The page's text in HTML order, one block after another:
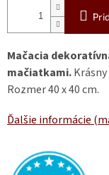
Mačacia
mačiatkami.
Rozmer 40 x 40 cm.
Ďalšie informácie